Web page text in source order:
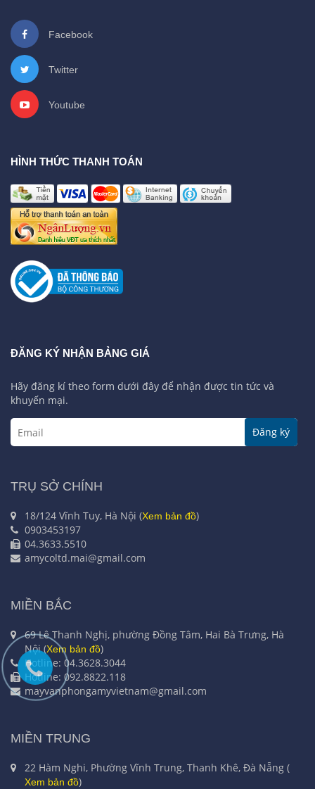
Facebook
Twitter
Youtube
HÌNH THỨC THANH TOÁN
ĐĂNG KÝ NHẬN BẢNG GIÁ
Hãy đăng kí theo form dưới đây để nhận được tin tức và
khuyến mại.
Đăng ký
TRỤ SỞ CHÍNH
18/124 Vĩnh Tuy, Hà Nội (Xem bản đồ)
0903453197
04.3633.5510
amycoltd.mai@gmail.com
MIỀN BẮC
69 Lê Thanh Nghị, phường Đồng Tâm, Hai Bà Trưng, Hà
Nội (Xem bản đồ)
Hotline: 04.3628.3044
Hotline: 092.8822.118
mayvanphongamyvietnam@gmail.com
MIỀN TRUNG
22 Hàm Nghi, Phường Vĩnh Trung, Thanh Khê, Đà Nẵng (
Xem bản đồ)